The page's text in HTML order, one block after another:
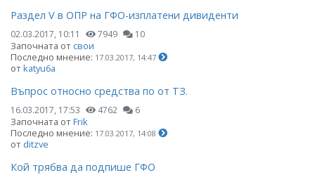
Раздел V в ОПР на ГФО-изплатени дивиденти
02.03.2017, 10:11 7949 10
Започната отсвои
Последно мнение: 17.03.2017, 14:47
отkatyu6a
Въпрос относно средства по от ТЗ.
16.03.2017, 17:53 4762 6
Започната отFrik
Последно мнение: 17.03.2017, 14:08
от ditzve
Кой трябва да подпише ГФО